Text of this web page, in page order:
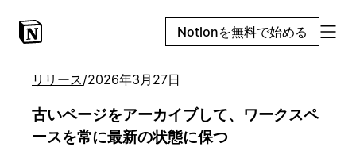
Notionを無料で始める
リリース/2026年3月27日
古いページをアーカイブして、ワークスペ
ースを常に最新の状態に保つ